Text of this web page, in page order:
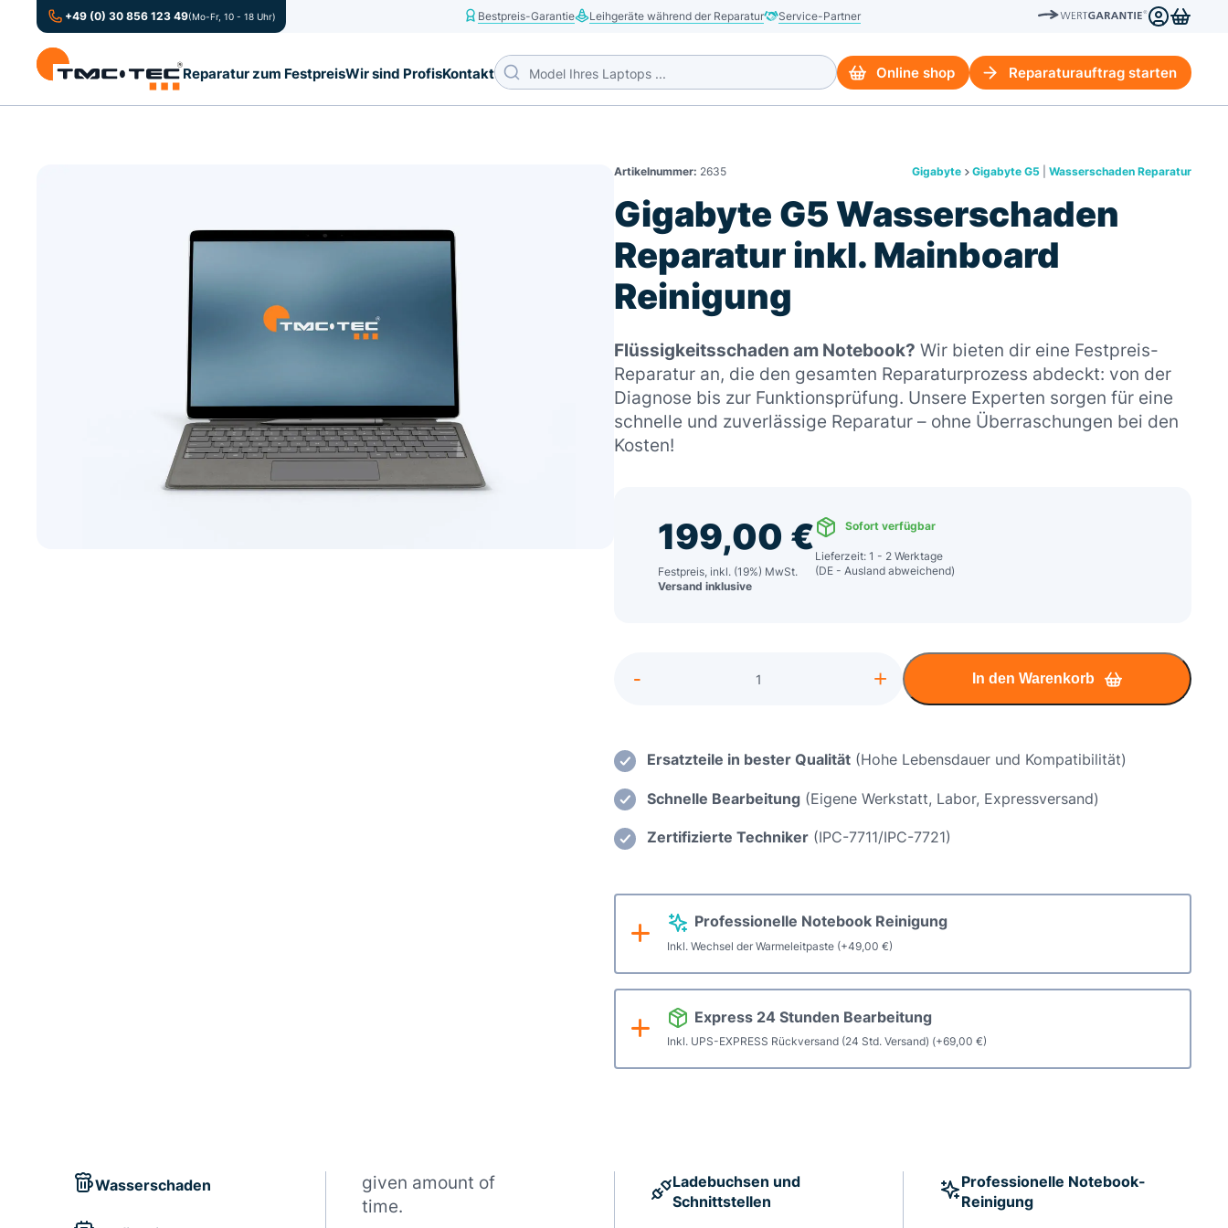
+49 (0) 30 856 123 49(Mo-Fr, 10 - 18 Uhr) Bestpreis-Garantie Leihgeräte während der Reparatur Service-Partner
Reparatur zum FestpreisWir sind ProfisKontakt Online shop Reparaturauftrag starten
Gigabyte Gigabyte G5 Wasserschaden Reparatur
Artikelnummer: 2635
Gigabyte G5 Wasserschaden
Reparatur inkl. Mainboard
Reinigung
Flüssigkeitsschaden am Notebook? Wir bieten dir eine Festpreis-
Reparatur an, die den gesamten Reparaturprozess abdeckt: von der
Diagnose bis zur Funktionsprüfung. Unsere Experten sorgen für eine
schnelle und zuverlässige Reparatur – ohne Überraschungen bei den
Kosten!
199,00 €
Festpreis, inkl. (19%) MwSt.
Versand inklusive
Sofort verfügbar
Lieferzeit: 1 - 2 Werktage
(DE - Ausland abweichend)
Professionelle Notebook Reinigung
Inkl. Wechsel der Warmeleitpaste (+49,00 €)
Express 24 Stunden Bearbeitung
Inkl. UPS-EXPRESS Rückversand (24 Std. Versand) (+69,00 €)
Gigabyte
Reparatur
Mainboard
Reinigung
- + In den Warenkorb
Ersatzteile in bester Qualität (Hohe Lebensdauer und Kompatibilität)
Schnelle Bearbeitung (Eigene Werkstatt, Labor, Expressversand)
Zertifizierte Techniker (IPC-7711/IPC-7721)
Wasserschaden
given amount of
time.
Ladebuchsen und
Schnittstellen
Professionelle Notebook-
Reinigung